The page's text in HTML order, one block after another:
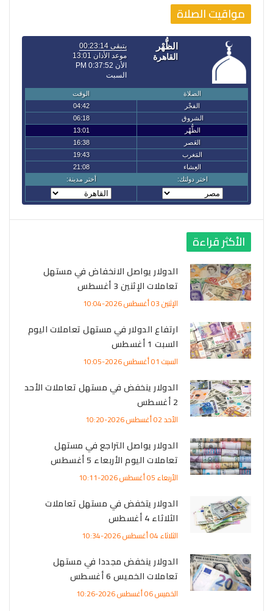
مواقيت الصلاة
الأكثر قراءة
الدولار يواصل الانخفاض في مستهل
تعاملات الإثنين 3 أغسطس
الإثنين 03 أغسطس 2026-10:04
ارتفاع الدولار في مستهل تعاملات اليوم
السبت 1 أغسطس
السبت 01 أغسطس 2026-10:05
الدولار ينخفض في مستهل تعاملات الأحد
2 أغسطس
الأحد 02 أغسطس 2026-10:20
الدولار يواصل التراجع في مستهل
تعاملات اليوم الأربعاء 5 أغسطس
الأربعاء 05 أغسطس 2026-10:11
الدولار يتخفض في مستهل تعاملات
الثلاثاء 4 أغسطس
الثلاثاء 04 أغسطس 2026-10:34
الدولار ينخفض مجددا في مستهل
تعاملات الخميس 6 أغسطس
الخميس 06 أغسطس 2026-10:26